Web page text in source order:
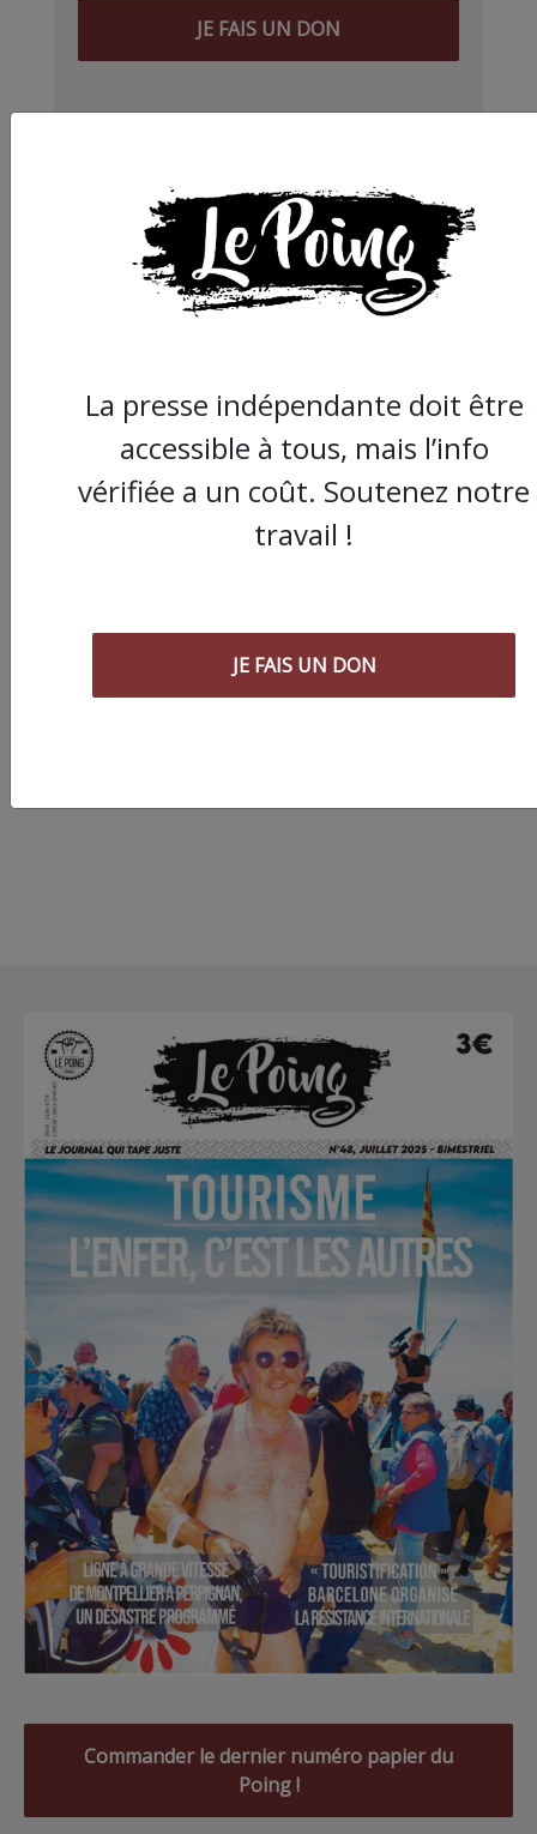
JE FAIS UN DON
cet article :
Terrasse interdite : le
Commander le dernier numéro papier du
Poing !
La presse indépendante doit être
accessible à tous, mais l’info
vérifiée a un coût. Soutenez notre
travail !
JE FAIS UN DON